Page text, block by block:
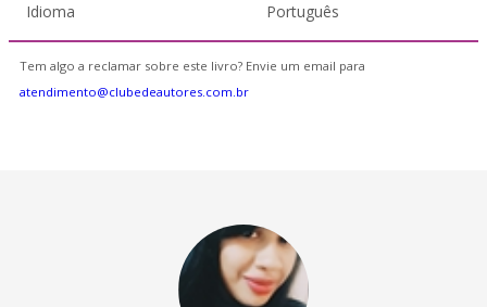
Idioma Português
Tem algo a reclamar sobre este livro? Envie um email para
atendimento@clubedeautores.com.br